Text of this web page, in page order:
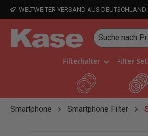
Hauptinhalt springen
Zur Suche springen
Zur Hauptnavigation springen
WELTWEITER VERSAND AUS DEUTSCHLAND
Filterhalter Filter
Smartphone Smartphone Filter